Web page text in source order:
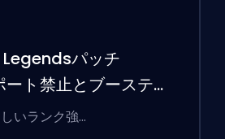
パッチ
ート禁止とブーステ
グ
いランク強…